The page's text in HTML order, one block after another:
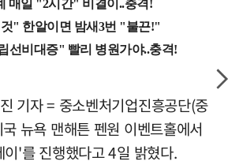
기자 = 중소벤처기업진흥공단(중
뉴욕 맨해튼 펜원 이벤트홀에서
'를 진행했다고 4일 밝혔다.